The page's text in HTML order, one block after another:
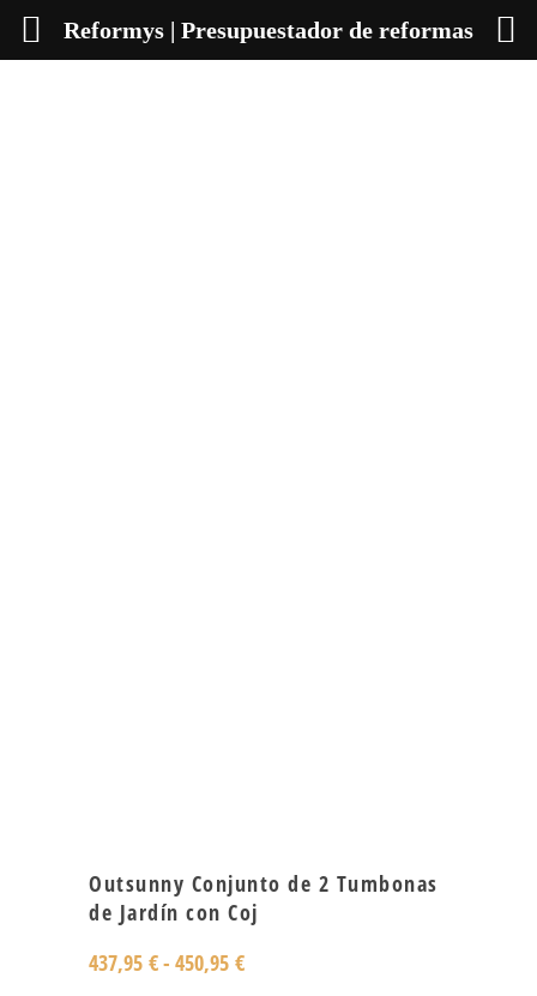
Outsunny Conjunto de 2 Tumbonas
de Jardín con Coj
437,95 €- 450,95 €
Reformys | Presupuestador de reformas